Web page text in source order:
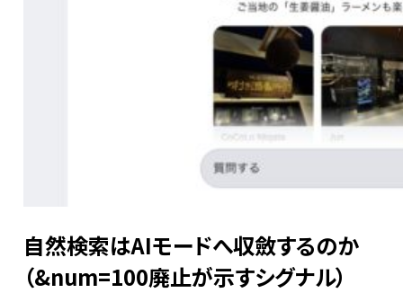
自然検索はAIモードへ収斂するのか
（&num=100廃止が示すシグナル）